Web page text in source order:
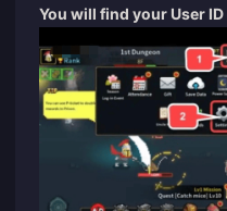
You will find your User